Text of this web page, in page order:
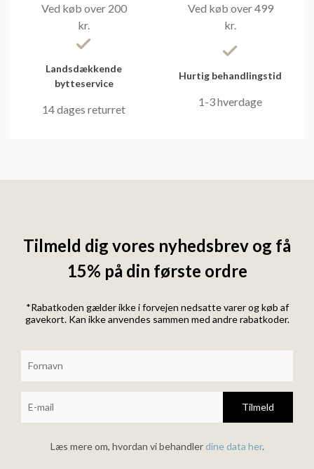
Ved køb over 200
kr.
Ved køb over 499
kr.
Landsdækkende
bytteservice
14 dages returret
Hurtig behandlingstid
1-3 hverdage
Tilmeld dig vores nyhedsbrev og få
15% på din første ordre
*Rabatkoden gælder ikke i forvejen nedsatte varer og køb af
gavekort. Kan ikke anvendes sammen med andre rabatkoder.
Tilmeld
Læs mere om, hvordan vi behandlerdine data her.